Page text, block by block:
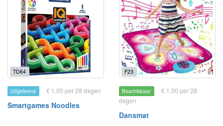
TD64
Uitgeleend € 1.00 per 28 dagen
Smartgames Noodles
F23
Beschikbaar
€ 1.00 per 28
dagen
Dansmat